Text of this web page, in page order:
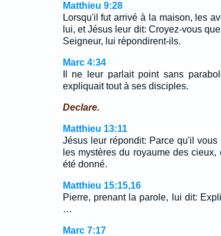
Matthieu 9:28
Lorsqu'il fut arrivé à la maison, les
lui, et Jésus leur dit: Croyez-vous
Seigneur, lui répondirent-ils.
Marc 4:34
Il ne leur parlait point sans
expliquait tout à ses disciples.
Declare.
Matthieu 13:11
Jésus leur répondit: Parce qu'il
les mystères du royaume des
été donné.
Matthieu 15:15,16
Pierre, prenant la parole, lui dit:
…
Marc 7:17